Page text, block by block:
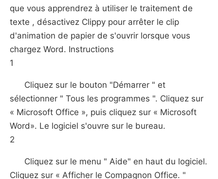
que vous apprendrez à utiliser le traitement de
texte , désactivez Clippy pour arrêter le clip
d'animation de papier de s'ouvrir lorsque vous
chargez Word. Instructions
1
Cliquez sur le bouton "Démarrer " et
sélectionner " Tous les programmes ". Cliquez sur
« Microsoft Office », puis cliquez sur « Microsoft
Word». Le logiciel s'ouvre sur le bureau.
2
Cliquez sur le menu " Aide" en haut du logiciel.
Cliquez sur « Afficher le Compagnon Office. "